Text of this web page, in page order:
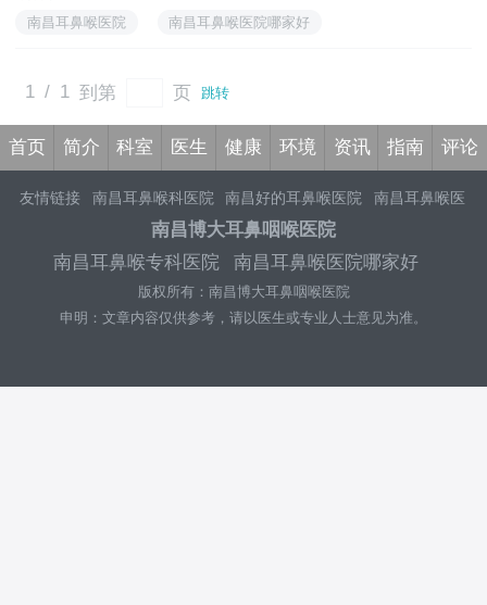
南昌耳鼻喉医院 南昌耳鼻喉医院哪家好
1 / 1 到第 页 跳转
首页 简介 科室 医生 健康 环境 资讯 指南 评论
友情链接 南昌耳鼻喉科医院 南昌好的耳鼻喉医院
南昌耳鼻喉医
北京耳鼻喉医院 北京首大耳鼻喉医院
昌耳鼻喉医院哪家专业
南昌治疗耳鼻喉的医院排行
南昌哪家医
院看耳鼻喉效果好
耳鼻喉去南昌哪个医院治疗的好
鼻喉科好的医院
南昌看耳鼻喉科靠谱的医院
南昌看耳鼻喉科医
南昌博大耳鼻咽喉医院
南昌耳鼻喉专科医院
南昌耳鼻喉医院哪家好
版权所有：南昌博大耳鼻咽喉医院
申明：文章内容仅供参考，请以医生或专业人士意见为准。